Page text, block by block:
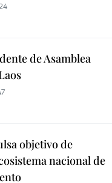
de Asamblea
objetivo de
nacional de